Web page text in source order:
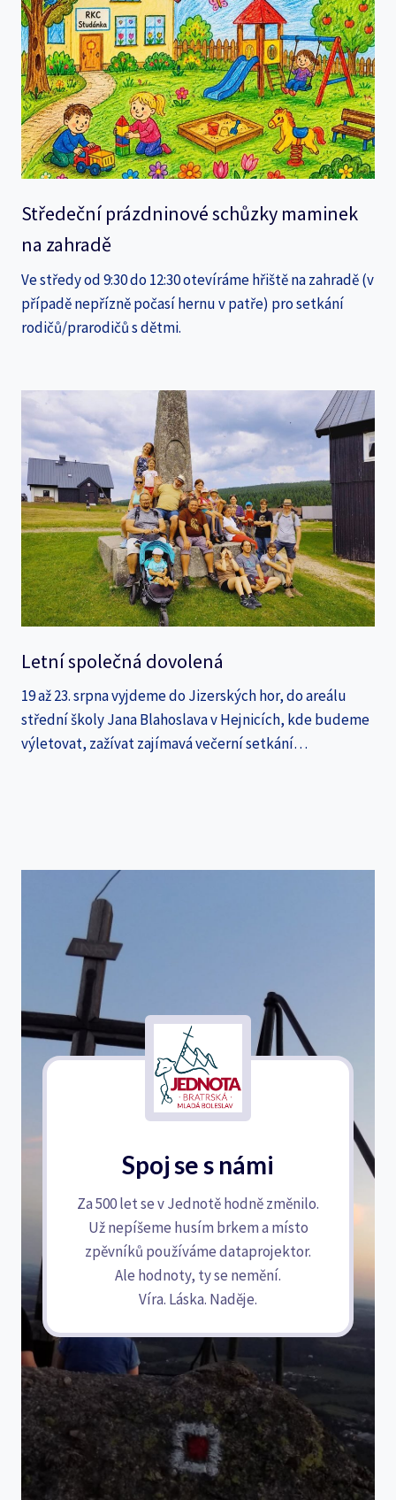
Středeční prázdninové schůzky maminek
na zahradě
Ve středy od 9:30 do 12:30 otevíráme hřiště na zahradě (v
případě nepřízně počasí hernu v patře) pro setkání
rodičů/prarodičů s dětmi.
Letní společná dovolená
19 až 23. srpna vyjdeme do Jizerských hor, do areálu
střední školy Jana Blahoslava v Hejnicích, kde budeme
výletovat, zažívat zajímavá večerní setkání…
Spoj se s námi
Za 500 let se v Jednotě hodně změnilo.
Už nepíšeme husím brkem a místo
zpěvníků používáme dataprojektor.
Ale hodnoty, ty se nemění.
Víra. Láska. Naděje.